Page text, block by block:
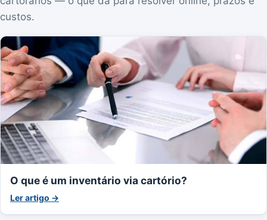
custos.
O que é um inventário via cartório?
Ler artigo →